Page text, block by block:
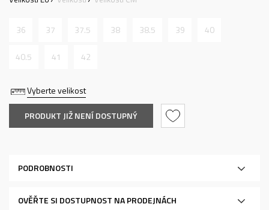
Vyberte velikost
36 37 37.5 38 38.5 39 40
40.5 41 42
PRODUKT JIŽ NENÍ DOSTUPNÝ
PODROBNOSTI
OVĚŘTE SI DOSTUPNOST NA PRODEJNÁCH